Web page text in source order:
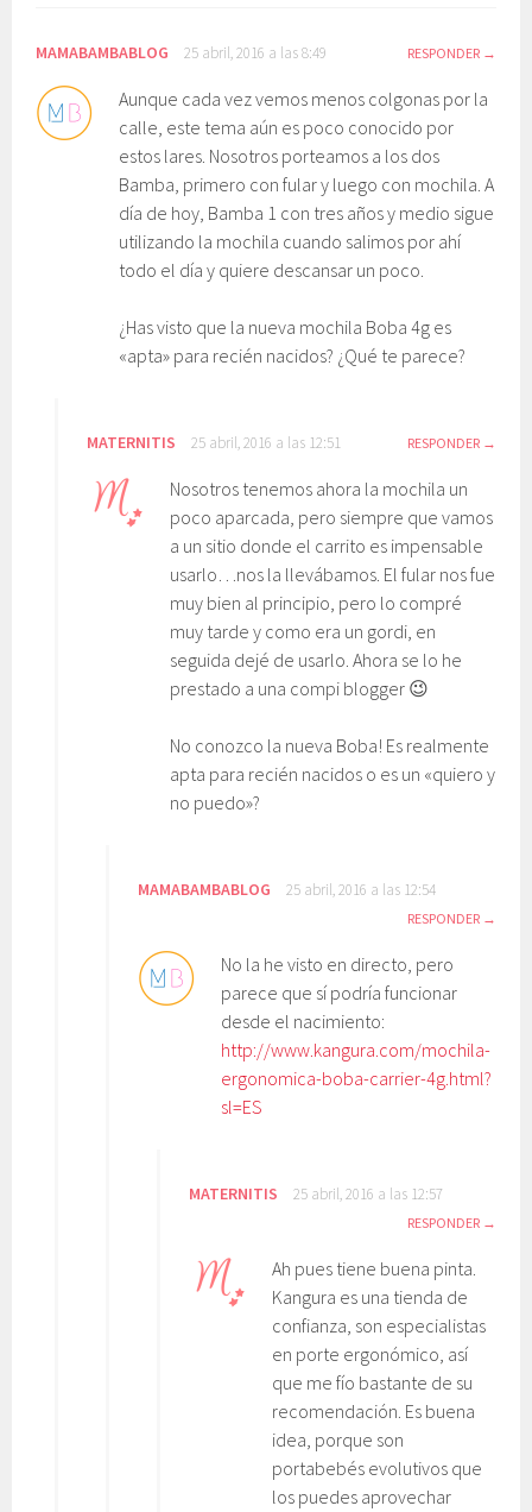
MAMABAMBABLOG 25 abril, 2016 a las 8:49 RESPONDER
Aunque cada vez vemos menos colgonas por la
calle, este tema aún es poco conocido por
estos lares. Nosotros porteamos a los dos
Bamba, primero con fular y luego con mochila. A
día de hoy, Bamba 1 con tres años y medio sigue
utilizando la mochila cuando salimos por ahí
todo el día y quiere descansar un poco.
¿Has visto que la nueva mochila Boba 4g es
«apta» para recién nacidos? ¿Qué te parece?
MATERNITIS 25 abril, 2016 a las 12:51 RESPONDER
Nosotros tenemos ahora la mochila un
poco aparcada, pero siempre que vamos
a un sitio donde el carrito es impensable
usarlo…nos la llevábamos. El fular nos fue
muy bien al principio, pero lo compré
muy tarde y como era un gordi, en
seguida dejé de usarlo. Ahora se lo he
prestado a una compi blogger 😉
No conozco la nueva Boba! Es realmente
apta para recién nacidos o es un «quiero y
no puedo»?
MAMABAMBABLOG 25 abril, 2016 a las 12:54
RESPONDER
No la he visto en directo, pero
parece que sí podría funcionar
desde el nacimiento:
http://www.kangura.com/mochila-
ergonomica-boba-carrier-4g.html?
sl=ES
MATERNITIS 25 abril, 2016 a las 12:57
RESPONDER
Ah pues tiene buena pinta.
Kangura es una tienda de
confianza, son especialistas
en porte ergonómico, así
que me fío bastante de su
recomendación. Es buena
idea, porque son
portabebés evolutivos que
los puedes aprovechar